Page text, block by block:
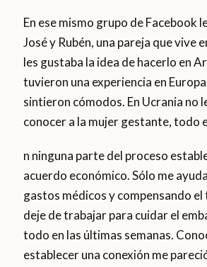
En ese mismo grupo de Facebook
José y Rubén, una pareja que vive
les gustaba la idea de hacerlo en
tuvieron una experiencia en
sintieron cómodos. En Ucrania no
conocer a la mujer gestante, todo
n ninguna parte del proceso
acuerdo económico. Sólo me
gastos médicos y compensando el
deje de trabajar para cuidar el
todo en las últimas semanas.
establecer una conexión me